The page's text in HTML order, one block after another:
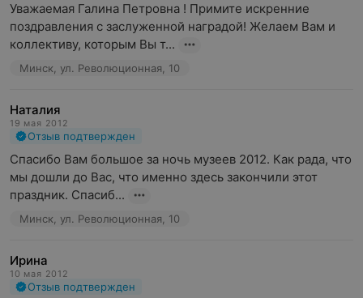
Уважаемая Галина Петровна ! Примите искренние
поздравления с заслуженной наградой! Желаем Вам и
коллективу, которым Вы т...
Минск, ул. Революционная, 10
Наталия
19 мая 2012
Отзыв подтвержден
Спасибо Вам большое за ночь музеев 2012. Как рада, что
мы дошли до Вас, что именно здесь закончили этот
праздник. Спасиб...
Минск, ул. Революционная, 10
Ирина
10 мая 2012
Отзыв подтвержден